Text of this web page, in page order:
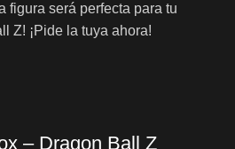
figura será perfecta para tu
Z! ¡Pide la tuya ahora!
– Dragon Ball Z